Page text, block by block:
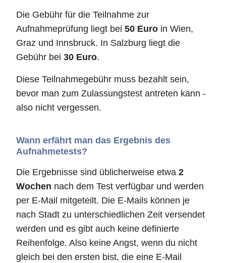
Die Gebühr für die Teilnahme zur
Aufnahmeprüfung liegt bei 50 Euro in Wien,
Graz und Innsbruck. In Salzburg liegt die
Gebühr bei 30 Euro.
Diese Teilnahmegebühr muss bezahlt sein,
bevor man zum Zulassungstest antreten kann -
also nicht vergessen.
Wann erfährt man das Ergebnis des
Aufnahmetests?
Die Ergebnisse sind üblicherweise etwa 2
Wochen nach dem Test verfügbar und werden
per E-Mail mitgeteilt. Die E-Mails können je
nach Stadt zu unterschiedlichen Zeit versendet
werden und es gibt auch keine definierte
Reihenfolge. Also keine Angst, wenn du nicht
gleich bei den ersten bist, die eine E-Mail